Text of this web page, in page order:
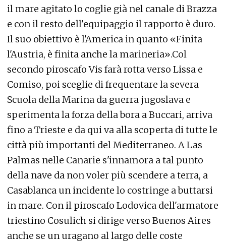
il mare agitato lo coglie già nel canale di Brazza
e con il resto dell'equipaggio il rapporto è duro.
Il suo obiettivo è l'America in quanto «Finita
l'Austria, è finita anche la marineria».Col
secondo piroscafo Vis farà rotta verso Lissa e
Comiso, poi sceglie di frequentare la severa
Scuola della Marina da guerra jugoslava e
sperimenta la forza della bora a Buccari, arriva
fino a Trieste e da qui va alla scoperta di tutte le
città più importanti del Mediterraneo. A Las
Palmas nelle Canarie s'innamora a tal punto
della nave da non voler più scendere a terra, a
Casablanca un incidente lo costringe a buttarsi
in mare. Con il piroscafo Lodovica dell'armatore
triestino Cosulich si dirige verso Buenos Aires
anche se un uragano al largo delle coste